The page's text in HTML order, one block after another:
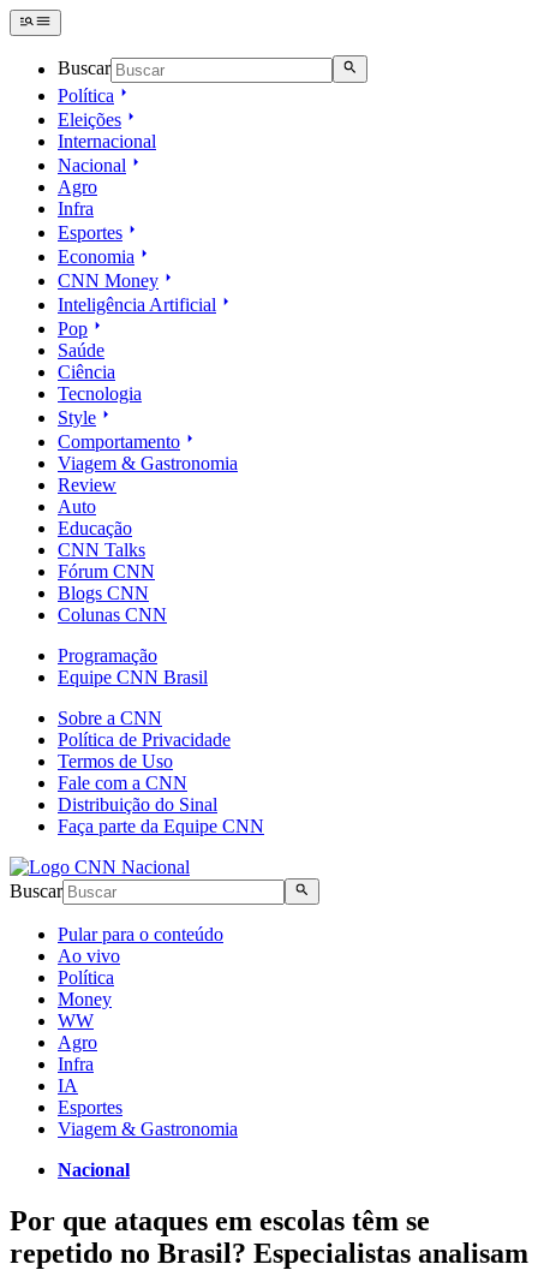
Buscar
Política
Eleições
Internacional
Nacional
Agro
Infra
Esportes
Economia
CNN Money
Inteligência Artificial
Pop
Saúde
Ciência
Tecnologia
Style
Comportamento
Viagem & Gastronomia
Review
Auto
Educação
CNN Talks
Fórum CNN
Blogs CNN
Colunas CNN
Programação
Equipe CNN Brasil
Sobre a CNN
Política de Privacidade
Termos de Uso
Fale com a CNN
Distribuição do Sinal
Faça parte da Equipe CNN
Buscar
Pular para o conteúdo
Ao vivo
Política
Money
WW
Agro
Infra
IA
Esportes
Viagem & Gastronomia
Nacional
Por que ataques em escolas têm se
repetido no Brasil? Especialistas analisam